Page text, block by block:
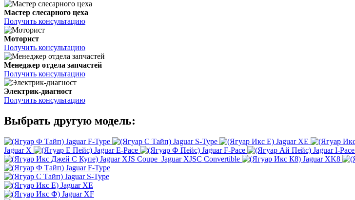
Мастер слесарного цеха
Получить консультацию
Моторист
Получить консультацию
Менеджер отдела запчастей
Получить консультацию
Электрик-диагност
Получить консультацию
Выбрать другую модель:
Jaguar F-Type Jaguar S-Type Jaguar XE
Jaguar X
Jaguar E-Pace Jaguar F-Pace Jaguar I-Pace
Jaguar XJS Coupe Jaguar XJSC Convertible Jaguar XK8
Jaguar F-Type
Jaguar S-Type
Jaguar XE
Jaguar XF